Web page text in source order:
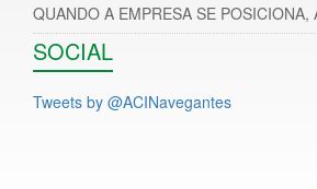
QUANDO A EMPRESA SE POSICIONA,
SOCIAL
Tweets by @ACINavegantes